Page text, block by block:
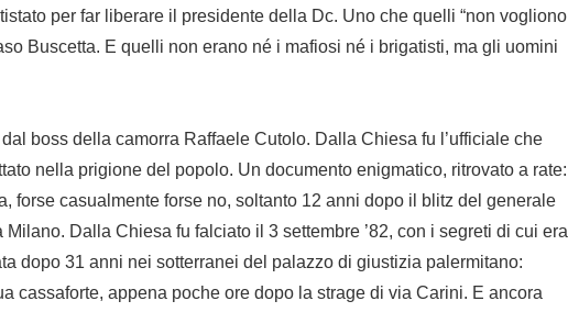
per far liberare il presidente della Dc. Uno che quelli “non vogliono
Buscetta. E quelli non erano né i mafiosi né i brigatisti, ma gli uomini
boss della camorra Raffaele Cutolo. Dalla Chiesa fu l’ufficiale che
nella prigione del popolo. Un documento enigmatico, ritrovato a rate:
forse casualmente forse no, soltanto 12 anni dopo il blitz del generale
Dalla Chiesa fu falciato il 3 settembre ’82, con i segreti di cui era
dopo 31 anni nei sotterranei del palazzo di giustizia palermitano:
cassaforte, appena poche ore dopo la strage di via Carini. E ancora